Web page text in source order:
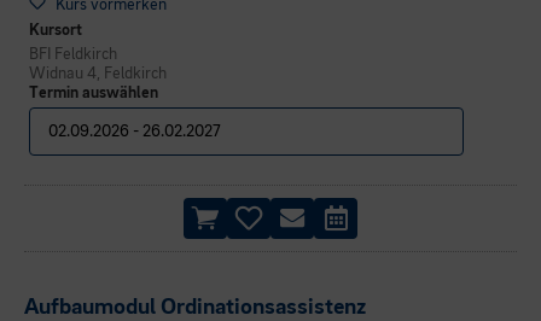
Kurs vormerken
Kursort
BFI Feldkirch
Widnau 4, Feldkirch
Termin auswählen
Aufbaumodul Ordinationsassistenz